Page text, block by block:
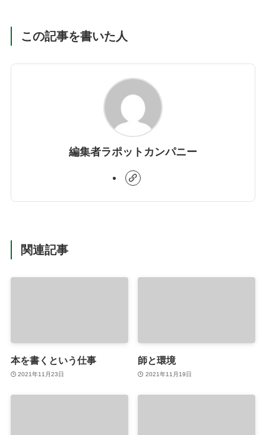
この記事を書いた人
編集者ラポットカンパニー
関連記事
本を書くという仕事
2021年11月23日
師と環境
2021年11月19日